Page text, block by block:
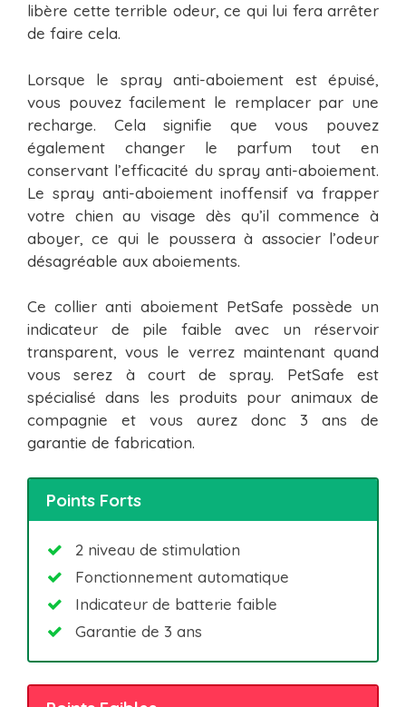
libère cette terrible odeur, ce qui lui fera arrêter
de faire cela.
Lorsque le spray anti-aboiement est épuisé,
vous pouvez facilement le remplacer par une
recharge. Cela signifie que vous pouvez
également changer le parfum tout en
conservant l’efficacité du spray anti-aboiement.
Le spray anti-aboiement inoffensif va frapper
votre chien au visage dès qu’il commence à
aboyer, ce qui le poussera à associer l’odeur
désagréable aux aboiements.
Ce collier anti aboiement PetSafe possède un
indicateur de pile faible avec un réservoir
transparent, vous le verrez maintenant quand
vous serez à court de spray. PetSafe est
spécialisé dans les produits pour animaux de
compagnie et vous aurez donc 3 ans de
garantie de fabrication.
Points Forts
2 niveau de stimulation
Fonctionnement automatique
Indicateur de batterie faible
Garantie de 3 ans